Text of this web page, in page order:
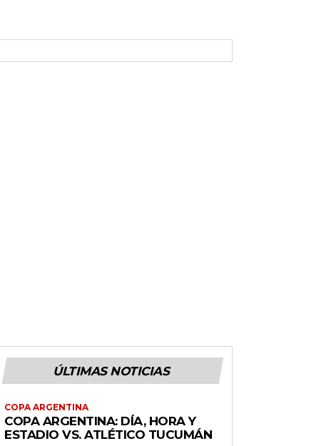
ÚLTIMAS NOTICIAS
COPA ARGENTINA
COPA ARGENTINA: DÍA, HORA Y
ESTADIO VS. ATLÉTICO TUCUMÁN